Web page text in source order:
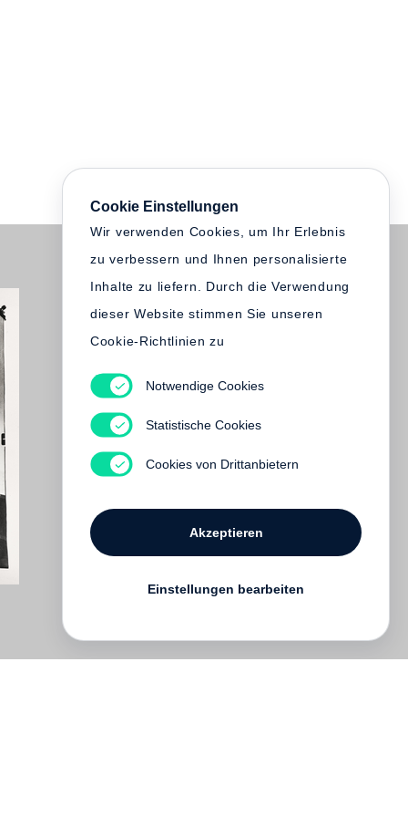
Cookie Einstellungen
Wir verwenden Cookies, um Ihr Erlebnis
zu verbessern und Ihnen personalisierte
Inhalte zu liefern. Durch die Verwendung
dieser Website stimmen Sie unseren
Cookie-Richtlinien zu
Notwendige Cookies
Statistische Cookies
Cookies von Drittanbietern
Akzeptieren
Einstellungen bearbeiten